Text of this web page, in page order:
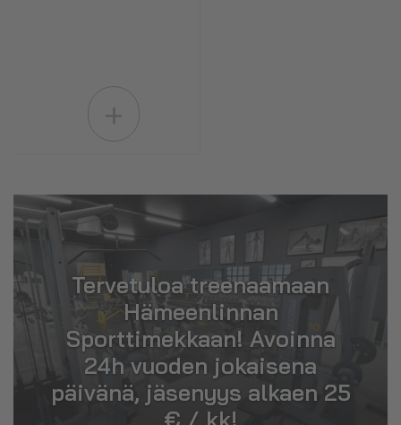
Tervetuloa treenaamaan
Hämeenlinnan
Sporttimekkaan! Avoinna
24h vuoden jokaisena
päivänä, jäsenyys alkaen 25